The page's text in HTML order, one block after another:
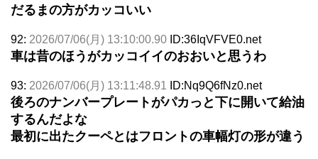
だるまの方がカッコいい
92: 2026/07/06(月) 13:10:00.90 ID:36IqVFVE0.net
車は昔のほうがカッコイイのおおいと思うわ
93: 2026/07/06(月) 13:11:48.91 ID:Nq9Q6fNz0.net
後ろのナンバープレートがパカっと下に開いて給油
するんだよな
最初に出たクーペとはフロントの車幅灯の形が違う